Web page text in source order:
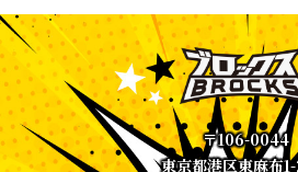
〒106-0044
東京都港区東麻布